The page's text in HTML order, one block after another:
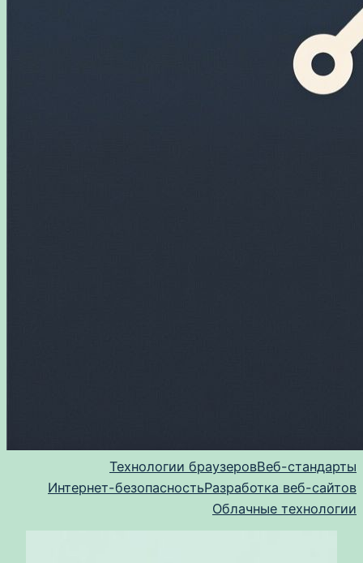
Технологии браузеровВеб-стандарты
Интернет-безопасностьРазработка веб-сайтов
Облачные технологии